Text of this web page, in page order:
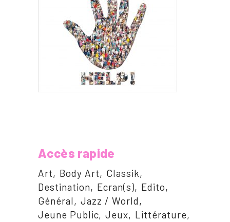
Accès rapide
Art Body Art
Classik
Destination
Ecran(s)
Edito
Général
Jazz / World
Jeune Public Jeux
Littérature